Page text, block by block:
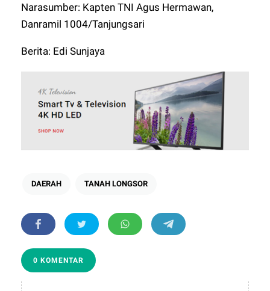
Narasumber: Kapten TNI Agus Hermawan,
Danramil 1004/Tanjungsari
Berita: Edi Sunjaya
DAERAH TANAH LONGSOR
0 KOMENTAR